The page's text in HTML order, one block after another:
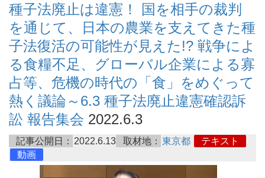
種子法廃止は違憲！ 国を相手の裁判
を通じて、日本の農業を支えてきた種
子法復活の可能性が見えた!? 戦争によ
る食糧不足、グローバル企業による寡
占等、危機の時代の「食」をめぐって
熱く議論～6.3 種子法廃止違憲確認訴
訟 報告集会 2022.6.3
記事公開日： 2022.6.13 取材地： 東京都
テキスト
動画